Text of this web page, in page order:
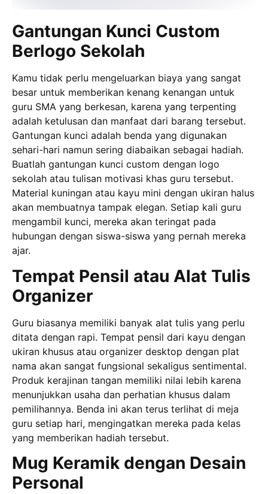
Gantungan Kunci Custom
Berlogo Sekolah
Kamu tidak perlu mengeluarkan biaya yang sangat
besar untuk memberikan kenang kenangan untuk
guru SMA yang berkesan, karena yang terpenting
adalah ketulusan dan manfaat dari barang tersebut.
Gantungan kunci adalah benda yang digunakan
sehari-hari namun sering diabaikan sebagai hadiah.
Buatlah gantungan kunci custom dengan logo
sekolah atau tulisan motivasi khas guru tersebut.
Material kuningan atau kayu mini dengan ukiran halus
akan membuatnya tampak elegan. Setiap kali guru
mengambil kunci, mereka akan teringat pada
hubungan dengan siswa-siswa yang pernah mereka
ajar.
Tempat Pensil atau Alat Tulis
Organizer
Guru biasanya memiliki banyak alat tulis yang perlu
ditata dengan rapi. Tempat pensil dari kayu dengan
ukiran khusus atau organizer desktop dengan plat
nama akan sangat fungsional sekaligus sentimental.
Produk kerajinan tangan memiliki nilai lebih karena
menunjukkan usaha dan perhatian khusus dalam
pemilihannya. Benda ini akan terus terlihat di meja
guru setiap hari, mengingatkan mereka pada kelas
yang memberikan hadiah tersebut.
Mug Keramik dengan Desain
Personal